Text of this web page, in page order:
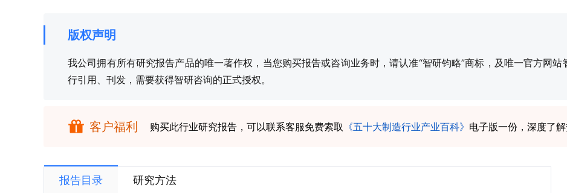
版权声明
我公司拥有所有研究报告产品的唯一著作权，当您购买报告或咨询业务时，请认准“智研钧略”商标，及唯一官方网
行引用、刊发，需要获得智研咨询的正式授权。
客户福利 购买此行业研究报告，可以联系客服免费索取 《五十大制造行业产业百科》 电子版一份，深度了
报告目录 研究方法